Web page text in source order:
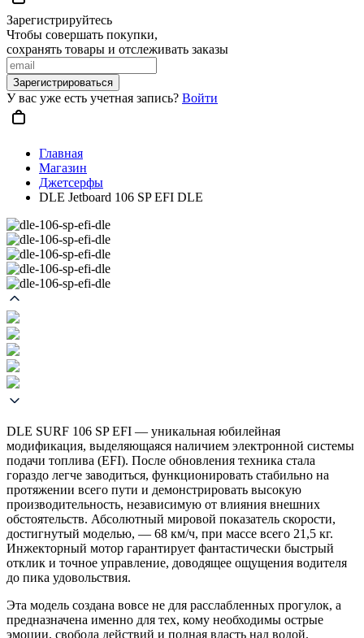
Зарегистрируйтесь
Чтобы совершать покупки,
сохранять товары и отслеживать заказы
Зарегистрироваться
У вас уже есть учетная запись? Войти
Главная
Магазин
Джетсерфы
DLE Jetboard 106 SP EFI DLE
DLE SURF 106 SP EFI — уникальная юбилейная
модификация, выделяющаяся наличием электронной системы
подачи топлива (EFI). После обновления техника стала
гораздо легче заводиться, функционировать стабильно на
протяжении всего пути и демонстрировать высокую
производительность, независимую от влияния внешних
обстоятельств. Абсолютный мировой показатель скорости,
достигнутый моделью, — 68 км/ч, при массе всего 21,5 кг.
Инжекторный мотор гарантирует фантастически быстрый
отклик и точное управление, доводящее ощущения водителя
до пика удовольствия.
Эта модель создана вовсе не для расслабленных прогулок, а
предназначена именно для тех, кому необходимы острые
эмоции, свобода действий и полная власть над водой.